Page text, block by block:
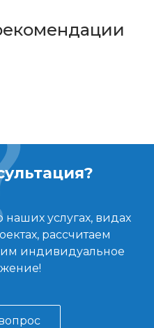
услугах, видах
рассчитаем
индивидуальное